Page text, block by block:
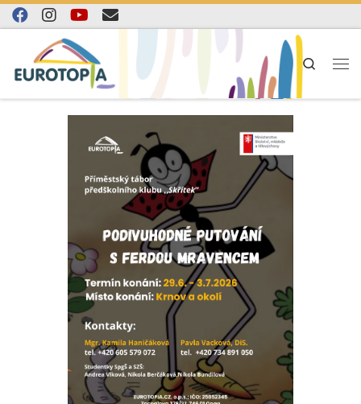
Skip to content
Search